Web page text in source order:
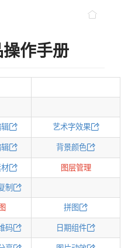
操作手册
艺术字效果
辑 背景颜色
图层管理
制
拼图
码 日期组件